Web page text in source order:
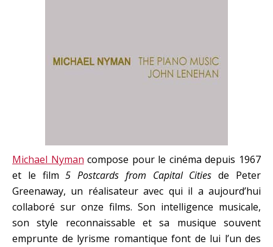
Michael Nyman compose pour le cinéma depuis 1967
et le film5 Postcards from Capital Cities de Peter
Greenaway, un réalisateur avec qui il a aujourd’hui
collaboré sur onze films. Son intelligence musicale,
son style reconnaissable et sa musique souvent
emprunte de lyrisme romantique font de lui l’un des